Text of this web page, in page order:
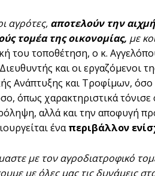
αγρότες, αποτελούν την
τομέα της οικονομίας, με
του τοποθέτηση, ο κ.
και οι εργαζόμενοι
Ανάπτυξης και Τροφίμων,
όπως χαρακτηριστικά
αλλά και την αποφυγή
έναπεριβάλλον
με τον αγροδιατροφικό
με όλες μας τις δυνάμεις